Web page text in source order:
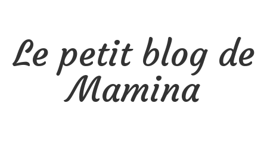
Le petit blog de
Mamina